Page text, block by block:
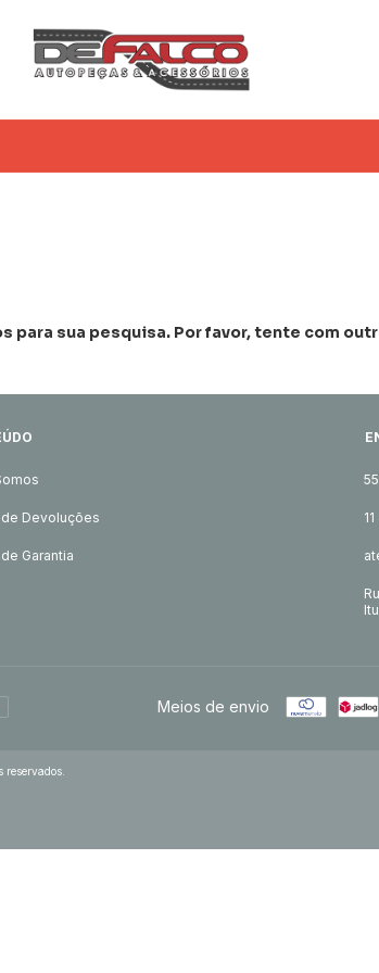
para sua pesquisa. Por favor, tente com
Devoluções
Garantia
Meios de envio